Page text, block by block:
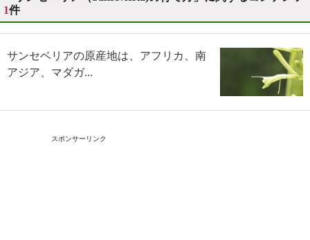
1件
サンセベリアの原産地は、アフリカ、南
アジア、マダガ...
スポンサーリンク